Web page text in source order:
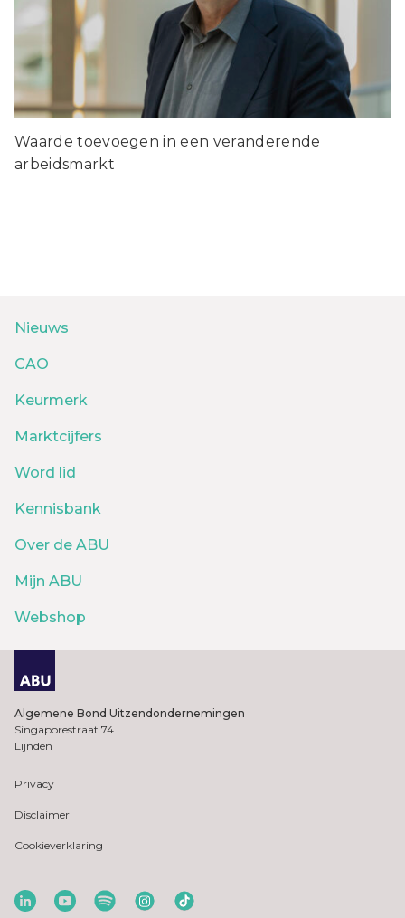
Waarde toevoegen in een veranderende
arbeidsmarkt
Nieuws
CAO
Keurmerk
Marktcijfers
Word lid
Kennisbank
Over de ABU
Mijn ABU
Webshop
Algemene Bond Uitzendondernemingen
Singaporestraat 74
Lijnden
Privacy
Disclaimer
Cookieverklaring